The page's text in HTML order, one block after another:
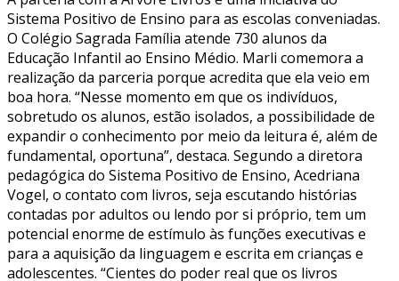
Sistema Positivo de Ensino para as escolas conveniadas.
O Colégio Sagrada Família atende 730 alunos da
Educação Infantil ao Ensino Médio. Marli comemora a
realização da parceria porque acredita que ela veio em
boa hora. “Nesse momento em que os indivíduos,
sobretudo os alunos, estão isolados, a possibilidade de
expandir o conhecimento por meio da leitura é, além de
fundamental, oportuna”, destaca. Segundo a diretora
pedagógica do Sistema Positivo de Ensino, Acedriana
Vogel, o contato com livros, seja escutando histórias
contadas por adultos ou lendo por si próprio, tem um
potencial enorme de estímulo às funções executivas e
para a aquisição da linguagem e escrita em crianças e
adolescentes. “Cientes do poder real que os livros